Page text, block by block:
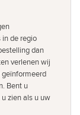
de regio
dan
verlenen wij
Bent u
zien als u uw